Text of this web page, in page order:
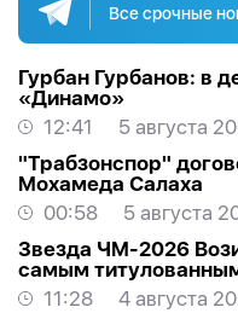
Все срочные
Гурбан Гурбанов: в
«Динамо»
12:41
5 августа
"Трабзонспор"
Мохамеда Салаха
00:58
5 августа
Звезда ЧМ-2026
самым
11:28
4 августа